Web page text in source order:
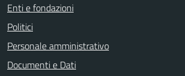
Enti e fondazioni
Politici
Personale amministrativo
Documenti e Dati